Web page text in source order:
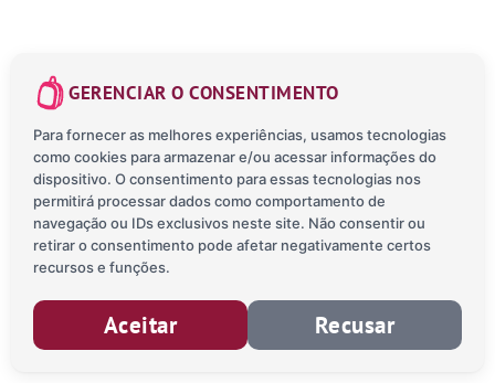
GERENCIAR O CONSENTIMENTO
Para fornecer as melhores experiências, usamos tecnologias
como cookies para armazenar e/ou acessar informações do
dispositivo. O consentimento para essas tecnologias nos
permitirá processar dados como comportamento de
navegação ou IDs exclusivos neste site. Não consentir ou
retirar o consentimento pode afetar negativamente certos
recursos e funções.
Aceitar Recusar